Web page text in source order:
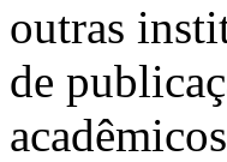
outras
de